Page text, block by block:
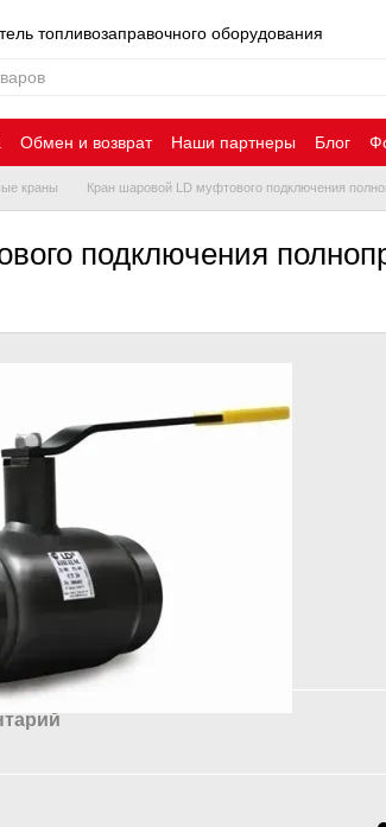
топливозаправочного оборудования
Обмен и возврат Наши партнеры Блог
краны Кран шаровой LD муфтового подключения
подключения